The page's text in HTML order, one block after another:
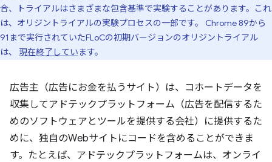
合、トライアルはさまざまな包含基準で実験することがあります。これ
は、オリジントライアルの実験プロセスの一部です。 Chrome 89から
91まで実行されていたFLoCの初期バージョンのオリジントライアル
は、 現在終了しています。
広告主（広告にお金を払うサイト）は、コホートデータを
収集してアドテックプラットフォーム（広告を配信するた
めのソフトウェアとツールを提供する会社）に提供するた
めに、独自のWebサイトにコードを含めることができま
す。たとえば、アドテックプラットフォームは、オンライ